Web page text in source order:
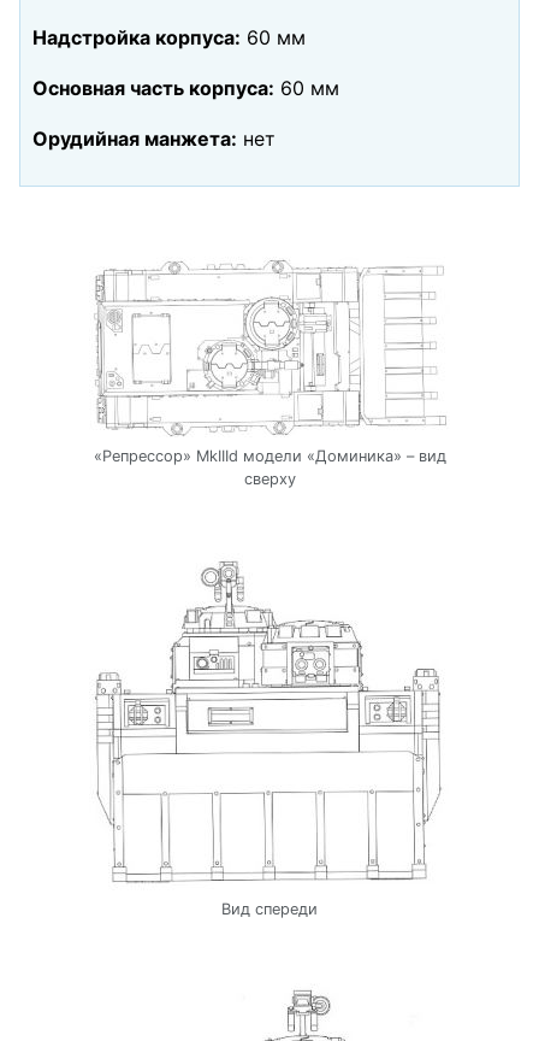
Надстройка корпуса: 60 мм
Основная часть корпуса: 60 мм
Орудийная манжета: нет
«Репрессор» MkIIId модели «Доминика» – вид
сверху
Вид спереди